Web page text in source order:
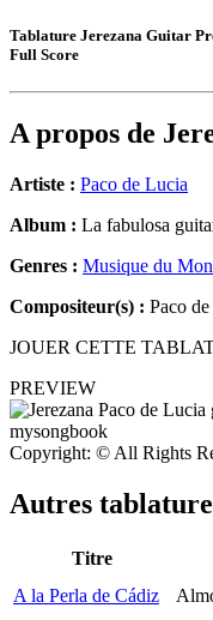
Tablature Jerezana Guitar
Full Score
A propos de
Artiste : Paco de Lucia
Album : La fabulosa
Genres : Musique du
Compositeur(s) : Paco
JOUER CETTE
PREVIEW
Copyright: © All Rights
Autres
Titre
A la Perla de Cádiz